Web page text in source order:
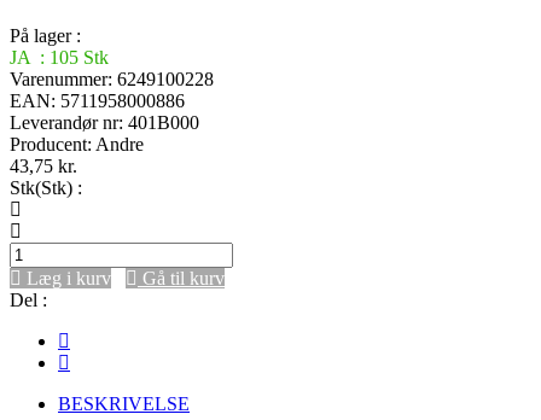
På lager :
JA : 105 Stk
Varenummer: 6249100228
EAN: 5711958000886
Leverandør nr: 401B000
Producent: Andre
43,75 kr.
Stk(Stk) :
Læg i kurv
Gå til kurv
Del :
BESKRIVELSE